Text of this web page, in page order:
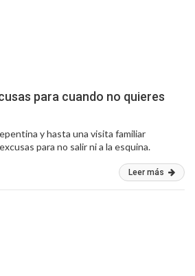
para cuando no quieres
y hasta una visita familiar
para no salir ni a la esquina.
Leer más